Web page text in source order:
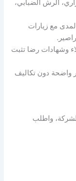
الرش الضبابي،
مع زيارات
وشهادات رضا تثبت
واضحة دون تكاليف
واطلب